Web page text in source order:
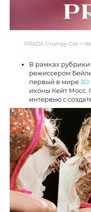
PRADA Grumpy Cat –
В рамках рубрики
режиссером
первый в мире3D
иконы Кейт Мосс.
интервью с